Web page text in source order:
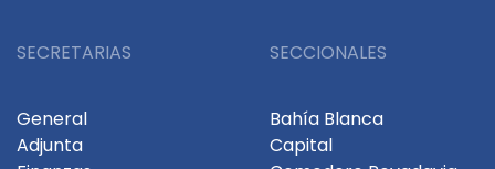
SECRETARIAS
General
Adjunta
SECCIONALES
Bahía Blanca
Capital